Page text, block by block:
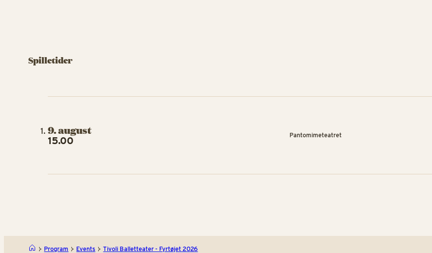
Spilletider
9. august
15.00 Pantomimeteatret
Program Events Tivoli Balletteater - Fyrtøjet 2026